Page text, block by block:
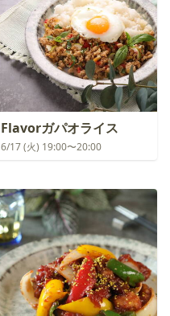
Flavorガパオライス
6/17 (火) 19:00〜20:00